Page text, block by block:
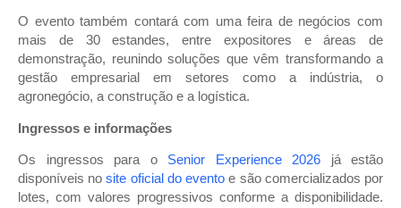
O evento também contará com uma feira de negócios com
mais de 30 estandes, entre expositores e áreas de
demonstração, reunindo soluções que vêm transformando a
gestão empresarial em setores como a indústria, o
agronegócio, a construção e a logística.
Ingressos e informações
Os ingressos para o Senior Experience 2026 já estão
disponíveis nosite oficial do evento e são comercializados por
lotes, com valores progressivos conforme a disponibilidade.